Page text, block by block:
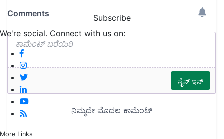
Subscribe
We're social. Connect with us on:
More Links